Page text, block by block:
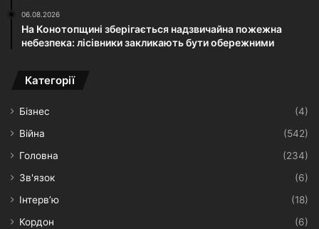
06.08.2026
На Конотопщині зберігається надзвичайна пожежна
небезпека: лісівники закликають бути обережними
Категорії
Бізнес
(4)
Війна
(542)
Головна
(234)
Зв'язок
(6)
Інтерв’ю
(18)
Кордон
(6)